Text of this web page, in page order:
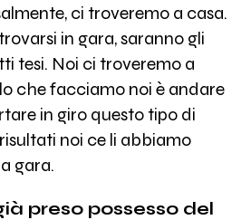
ci troveremo a casa.
in gara, saranno gli
tesi. Noi ci troveremo a
che facciamo noi è andare
in giro questo tipo di
noi ce li abbiamo
gara.
preso possesso del